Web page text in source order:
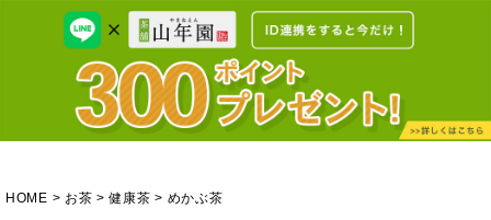
HOME お茶 健康茶 めかぶ茶